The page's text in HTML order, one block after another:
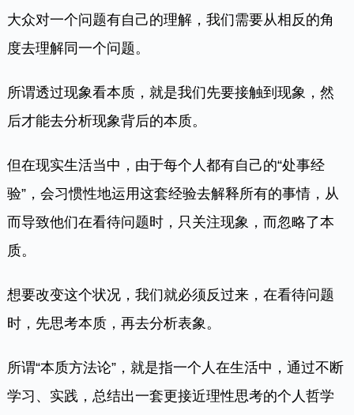
大众对一个问题有自己的理解，我们需要从相反的角
度去理解同一个问题。
所谓透过现象看本质，就是我们先要接触到现象，然
后才能去分析现象背后的本质。
但在现实生活当中，由于每个人都有自己的“处事经
验”，会习惯性地运用这套经验去解释所有的事情，从
而导致他们在看待问题时，只关注现象，而忽略了本
质。
想要改变这个状况，我们就必须反过来，在看待问题
时，先思考本质，再去分析表象。
所谓“本质方法论”，就是指一个人在生活中，通过不断
学习、实践，总结出一套更接近理性思考的个人哲学